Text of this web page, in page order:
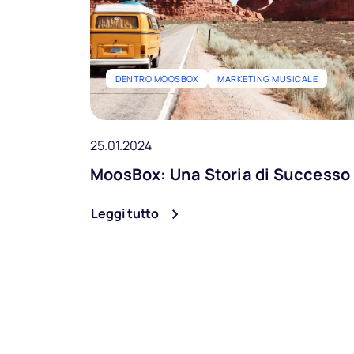
DENTRO MOOSBOX MARKETING MUSICALE
25.01.2024
MoosBox: Una Storia di Successo
Leggi tutto